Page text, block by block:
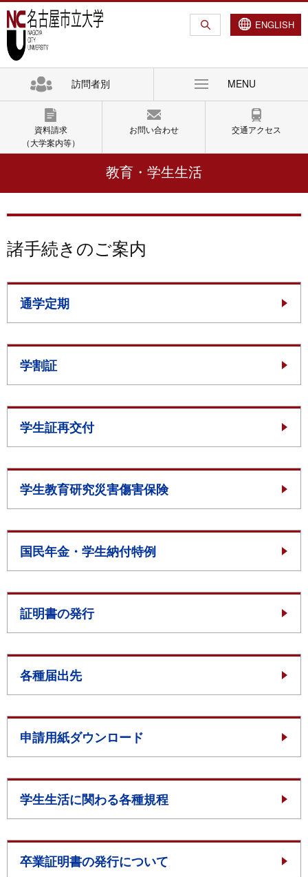
グ
ロ
バ
シ
ン
本
文
ロ
ー
ル
ョ
へ
フ
ッ
ー
ENGLISH
訪問者別 MENU
資料請求
（大学案内等）
お問い合わせ 交通アクセス
教育・学生生活
諸手続きのご案内
通学定期
学割証
学生証再交付
学生教育研究災害傷害保険
国民年金・学生納付特例
証明書の発行
各種届出先
申請用紙ダウンロード
学生生活に関わる各種規程
卒業証明書の発行について